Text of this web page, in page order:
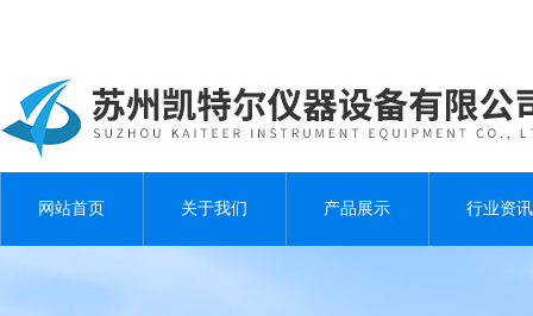
网站首页 关于我们 产品展示 行业资讯